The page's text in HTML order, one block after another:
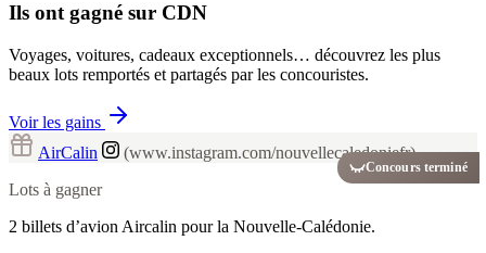
Ils ont gagné sur CDN
Voyages, voitures, cadeaux exceptionnels… découvrez les plus
beaux lots remportés et partagés par les concouristes.
Voir les gains
Concours terminé
AirCalin
(www.instagram.com/nouvellecaledoniefr)
Lots à gagner
2 billets d’avion Aircalin pour la Nouvelle-Calédonie.